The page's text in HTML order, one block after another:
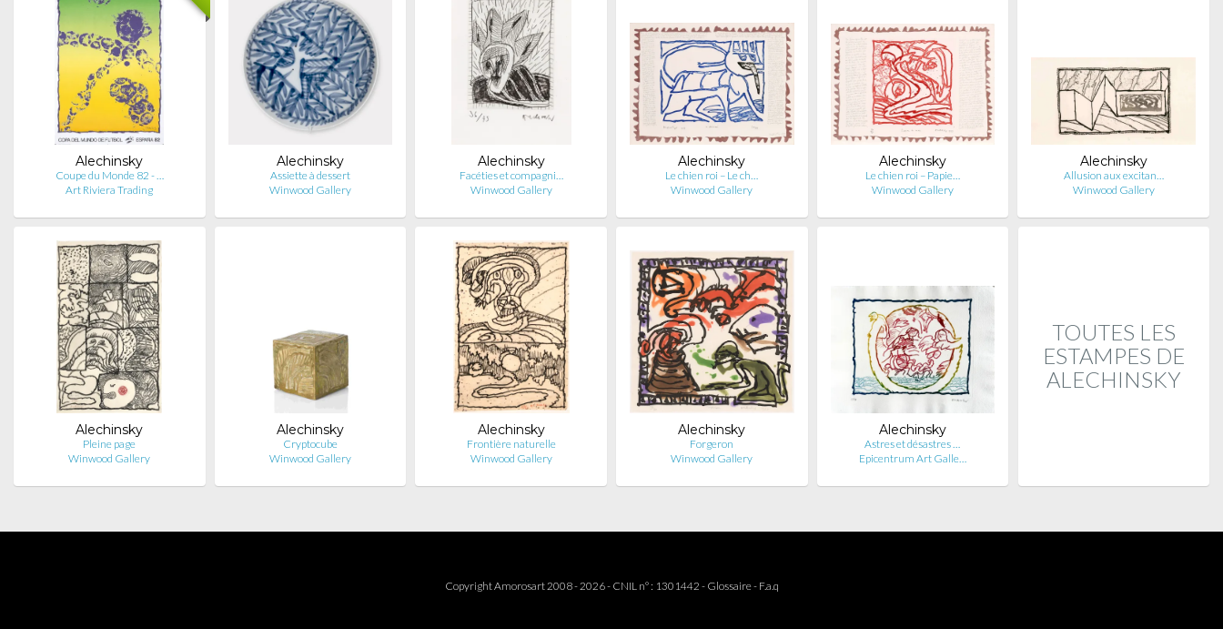
Alechinsky
Coupe du Monde 82 - …
Art Riviera Trading
Alechinsky
Assiette à dessert
Winwood Gallery
Alechinsky
Facéties et compagni…
Winwood Gallery
Alechinsky
Le chien roi – Le ch…
Winwood Gallery
Alechinsky
Le chien roi – Papie…
Winwood Gallery
Alechinsky
Allusion aux excitan…
Winwood Gallery
Alechinsky
Pleine page
Winwood Gallery
Alechinsky
Cryptocube
Winwood Gallery
Alechinsky
Frontière naturelle
Winwood Gallery
Alechinsky
Forgeron
Winwood Gallery
Alechinsky
Astres et désastres …
Epicentrum Art Galle…
TOUTES LES
ESTAMPES DE
ALECHINSKY
Copyright Amorosart 2008 - 2026 - CNIL n° : 1301442 - Glossaire- F.a.q